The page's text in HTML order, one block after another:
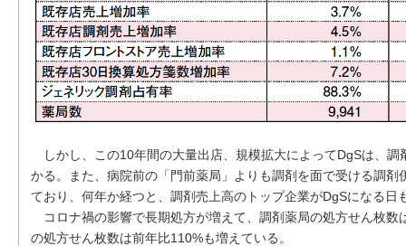
しかし、この10年間の大量出店、規模拡大によってDgSは、調
かる。また、病院前の「門前薬局」よりも調剤を面で受ける調
ており、何年か経つと、調剤売上高のトップ企業がDgSになる日
コロナ禍の影響で長期処方が増えて、調剤薬局の処方せん枚数
の処方せん枚数は前年比110%も増えている。